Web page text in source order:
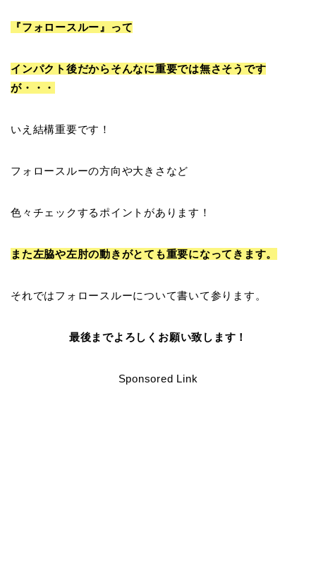
『フォロースルー 』って
インパクト後だからそんなに重要では無さそうです
が・・・
いえ結構重要です！
フォロースルーの方向や大きさなど
色々チェックするポイントがあります！
また左脇や左肘の動きがとても重要になってきます。
それではフォロースルーについて書いて参ります。
最後までよろしくお願い致します！
Sponsored Link